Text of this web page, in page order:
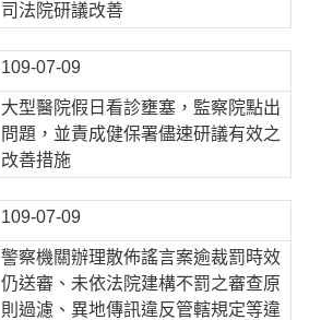
司法院研議改善
109-07-09
大型醫院假日看診壅塞，監察院點出
問題，並責成健保署儘速研議有效之
改善措施
109-07-09
警察機關辦理散佈謠言案逾裁罰時效
仍送審、未依法院建構不罰之審查原
則過濾、異地傳訊違反管轄規定等違